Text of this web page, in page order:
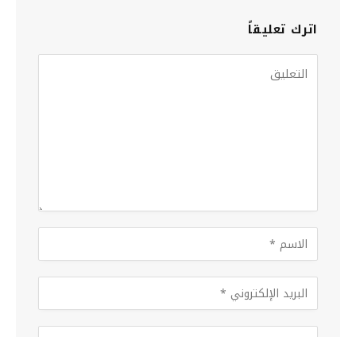
اترك تعليقاً